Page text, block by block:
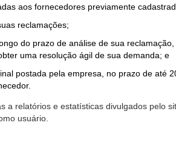
aos fornecedores previamente
reclamações;
do prazo de análise de sua
uma resolução ágil de sua demanda; e
postada pela empresa, no prazo de até
a relatórios e estatísticas divulgados pelo
usuário.